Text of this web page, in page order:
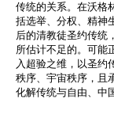
传统的关系。在沃格
括选举、分权、 精神
后的清教徒圣约传统，
所估计不足的。 可能
入超验之维， 以圣约
秩序、 宇宙秩序，且
化解传统与自由、中